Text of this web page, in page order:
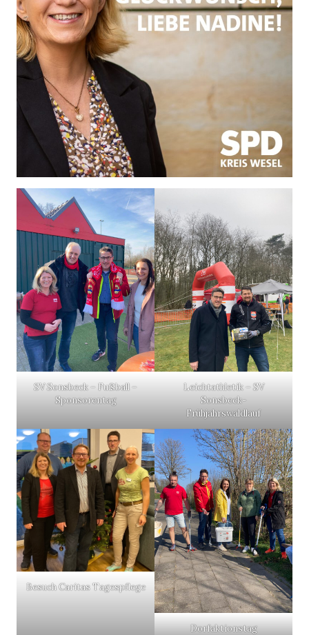
SV Sonsbeck – Fußball –
Sponsorentag
Leichtathletik – SV
Sonsbeck-
Frühjahrswaldlauf
Besuch Caritas Tagespflege
Dorfaktionstag